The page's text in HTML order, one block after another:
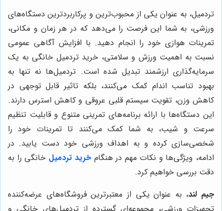
تردمیل، به عنوان یکی از محبوب‌ترین و پرکاربردترین دستگاه‌های
ورزشی، به شما این فرصت را می‌دهد که در هر زمان و مکانی،
تمرینات هوازی خود را انجام دهید. با افزایش آگاهی عمومی
نسبت به اهمیت ورزش و سلامتی، خرید تردمیل خانگی به یک
سرمایه‌گذاری ارزشمند تبدیل شده است. تردمیل‌ها نه تنها به
بهبود تناسب اندام کمک می‌کنند، بلکه تاثیر قابل توجهی در
کاهش وزن، تقویت سیستم قلبی عروقی و کاهش استرس دارند.
این دستگاه‌ها با ارائه برنامه‌های تمرینی متنوع و قابلیت تنظیم
سرعت و شیب، به شما کمک می‌کنند تا تمرینات خود را
شخصی‌سازی کرده و به اهداف ورزشی خود دست یابید. در
ادامه، ویژگی‌ها و نکات مهم در هنگامخرید تردمیل خانگی را به
دقت بررسی خواهیم کرد.
جیم لند، به عنوان یکی از معتبرترین فروشگاه‌های عرضه‌کننده